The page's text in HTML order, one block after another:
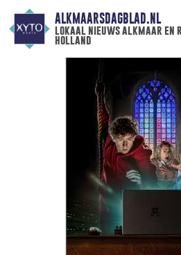
ALKMAARSDAGBLAD.NL
lokaal nieuws alkmaar en
holland